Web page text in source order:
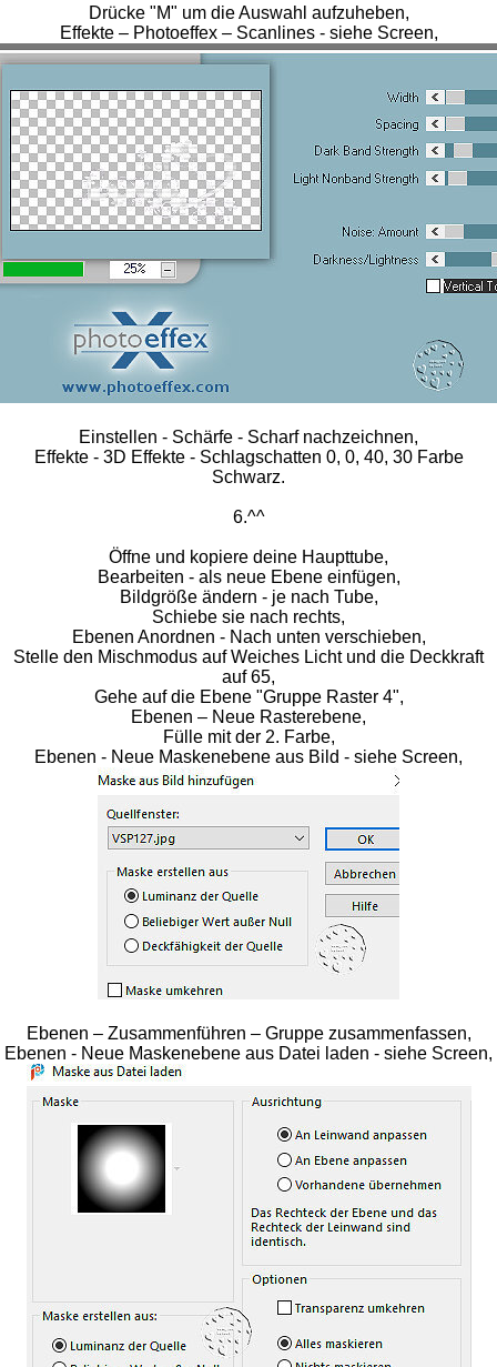
Drücke "M" um die Auswahl aufzuheben,
Effekte – Photoeffex – Scanlines - siehe Screen,
Einstellen - Schärfe - Scharf nachzeichnen,
Effekte - 3D Effekte - Schlagschatten 0, 0, 40, 30 Farbe
Schwarz.
6.^^
Öffne und kopiere deine Haupttube,
Bearbeiten - als neue Ebene einfügen,
Bildgröße ändern - je nach Tube,
Schiebe sie nach rechts,
Ebenen Anordnen - Nach unten verschieben,
Stelle den Mischmodus auf Weiches Licht und die Deckkraft
auf 65,
Gehe auf die Ebene "Gruppe Raster 4",
Ebenen – Neue Rasterebene,
Fülle mit der 2. Farbe,
Ebenen - Neue Maskenebene aus Bild - siehe Screen,
Ebenen – Zusammenführen – Gruppe zusammenfassen,
Ebenen - Neue Maskenebene aus Datei laden - siehe Screen,